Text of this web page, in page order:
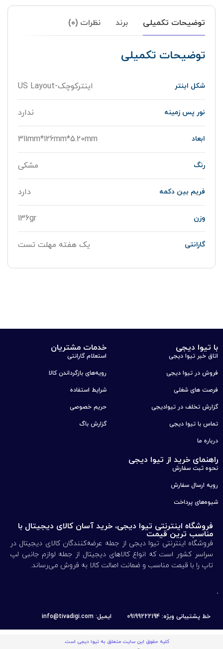
توضیحات تکمیلی برند نظرات (0)
توضیحات تکمیلی
شکل اینتر اینترکوچک-US Layout
نور پس زمینه ندارد
ابعاد 311mm*126mm*5.20mm
رنگ مشکی
فریم بین دکمه دارد
وزن 136gr
گارانتی یک هفته مهلت تست
با تیوا دیجی
اتاق خبر تیوا دیجی
فروش در تیوا دیجی
فرصت های شغلی
گزارش تخلف در تیوادیجی
تماس با تیوا دیجی
درباره ما
خدمات مشتریان
استعلام گارانتی
رویه‌های بازگرداندن کالا
شرایط استفاده
حریم خصوصی
گزارش باگ
راهنمای خرید از تیوا دیجی
نحوه ثبت سفارش
رویه ارسال سفارش
شیوه‌های پرداخت
فروشگاه اینترنتی تیوا دیجی، خرید آسان کالای دیجیتال با
مناسب ترین قیمت
فروشگاه اینترنتی تیوا دیجی از جمله عرضه‌کنندگان کالای دیجیتال در
سراسر کشور است که انواع کالاهای دیجیتال از جمله لوازم جانبی لپ
تاپ را با قیمت مناسب و ضمانت اصالت کالا به فروش می‌رساند.
خط پشتیبانی ویژه: 09199222194 ایمیل: info@tivadigi.com
کلیه حقوق این سایت متعلق به تیوا دیجی است.